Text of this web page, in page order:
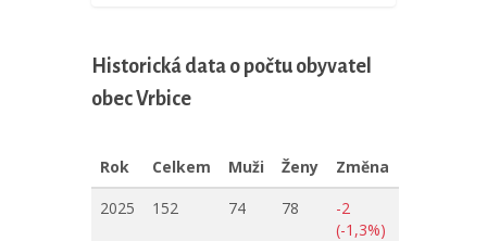
Historická data o počtu obyvatel
obec Vrbice
Rok Celkem Muži Ženy
Změna
2025
152 74 78
-2
(-1,3%)